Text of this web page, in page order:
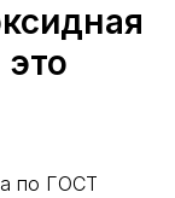
по ГОСТ